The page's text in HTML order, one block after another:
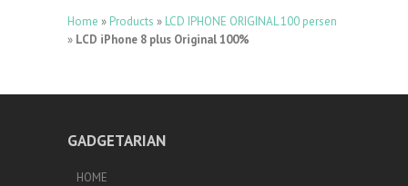
Home » Products » LCD IPHONE ORIGINAL 100 persen
» LCD iPhone 8 plus Original 100%
GADGETARIAN
HOME